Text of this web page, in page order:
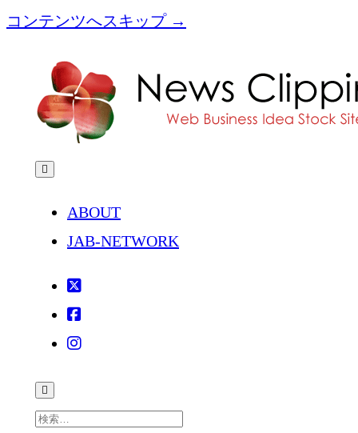
コンテンツへスキップ →
[NC]News
Clipping
メ
ABOUT
JAB-NETWORK
twitter
instagram
検